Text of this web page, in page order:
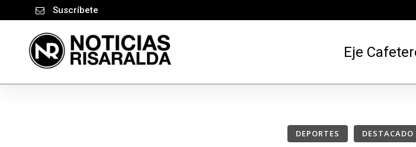
Suscríbete
Eje
DEPORTES DESTACADO